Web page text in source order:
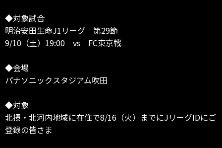
◆対象試合
明治安田生命J1リーグ 第29節
9/10（土）19:00 vs FC東京戦
◆会場
パナソニックスタジアム吹田
◆対象
北摂・北河内地域に在住で8/16（火）までにJリーグIDにご
登録の皆さま